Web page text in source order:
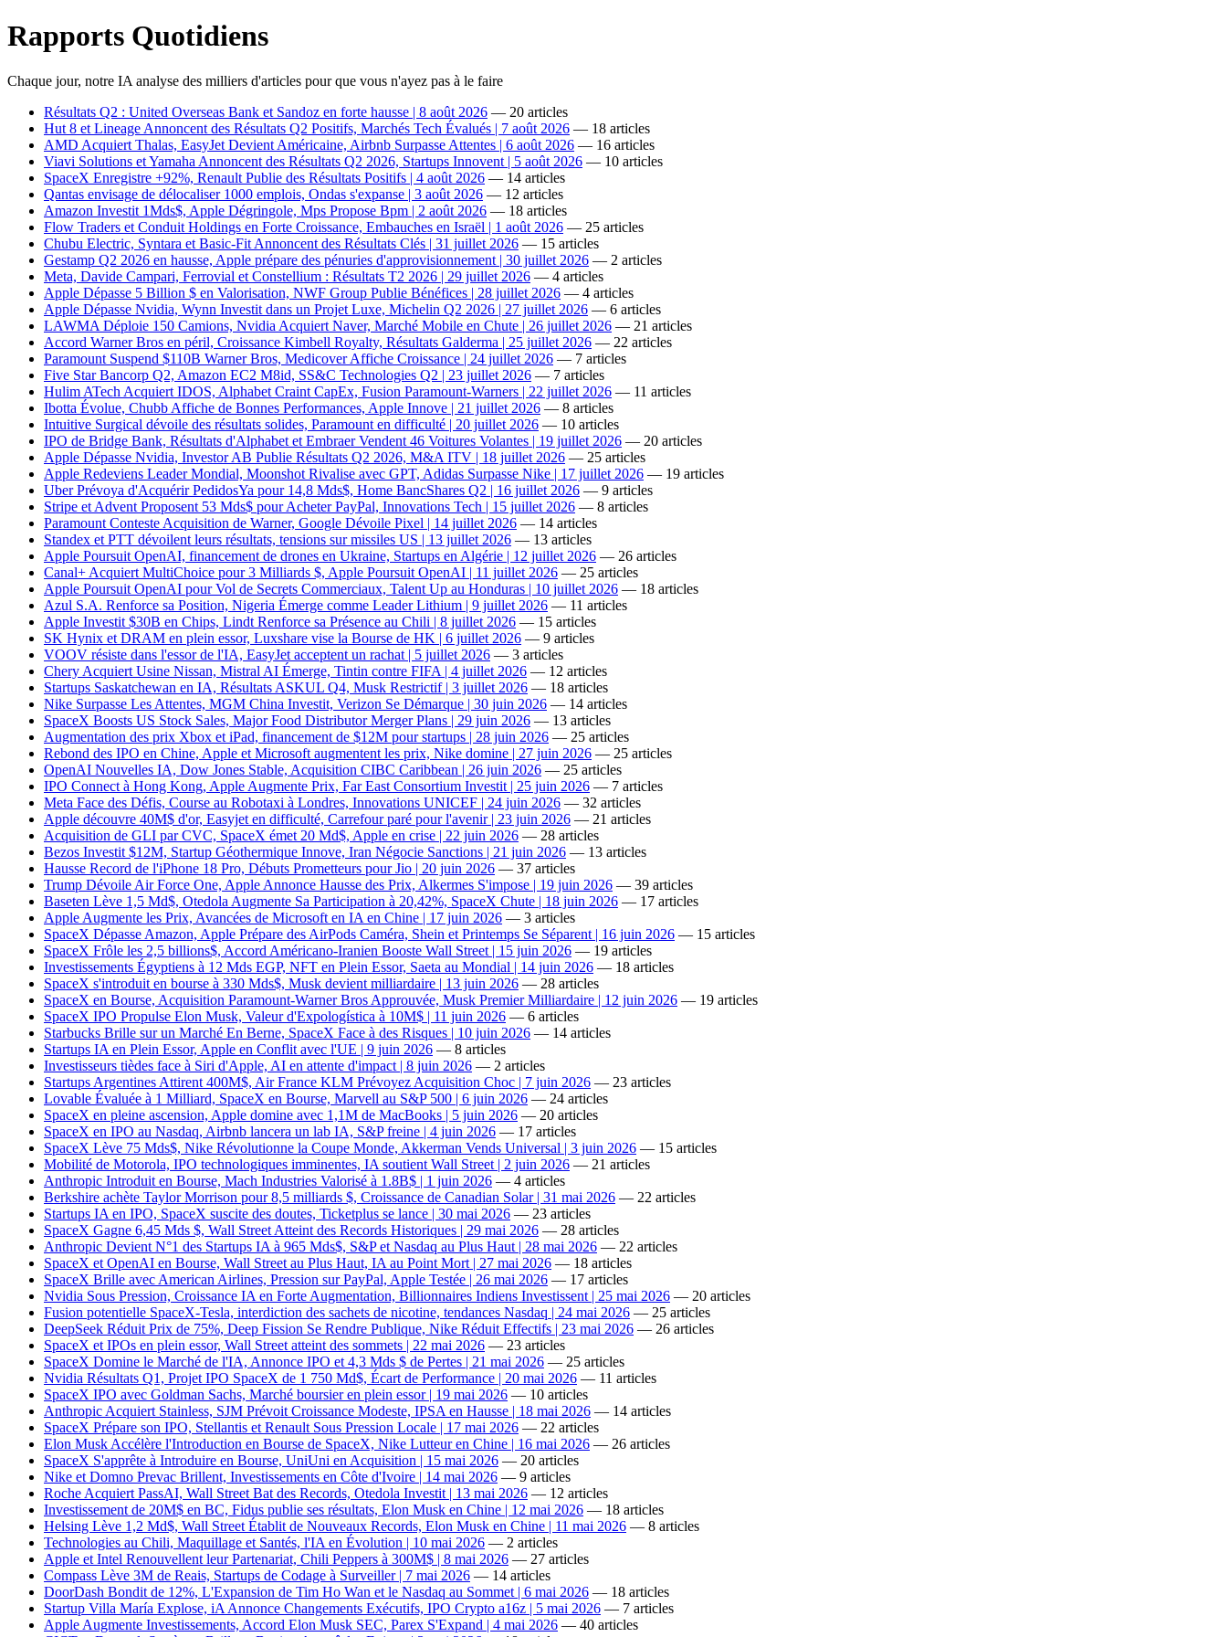
Rapports Quotidiens
Chaque jour, notre IA analyse des milliers d'articles pour que vous n'ayez pas à le faire
Résultats Q2 : United Overseas Bank et Sandoz en forte hausse | 8 août 2026 — 20 articles
Hut 8 et Lineage Annoncent des Résultats Q2 Positifs, Marchés Tech Évalués | 7 août 2026 — 18 articles
AMD Acquiert Thalas, EasyJet Devient Américaine, Airbnb Surpasse Attentes | 6 août 2026 — 16 articles
Viavi Solutions et Yamaha Annoncent des Résultats Q2 2026, Startups Innovent | 5 août 2026 — 10 articles
SpaceX Enregistre +92%, Renault Publie des Résultats Positifs | 4 août 2026 — 14 articles
Qantas envisage de délocaliser 1000 emplois, Ondas s'expanse | 3 août 2026 — 12 articles
Amazon Investit 1Mds$, Apple Dégringole, Mps Propose Bpm | 2 août 2026 — 18 articles
Flow Traders et Conduit Holdings en Forte Croissance, Embauches en Israël | 1 août 2026 — 25 articles
Chubu Electric, Syntara et Basic-Fit Annoncent des Résultats Clés | 31 juillet 2026 — 15 articles
Gestamp Q2 2026 en hausse, Apple prépare des pénuries d'approvisionnement | 30 juillet 2026 — 2 articles
Meta, Davide Campari, Ferrovial et Constellium : Résultats T2 2026 | 29 juillet 2026 — 4 articles
Apple Dépasse 5 Billion $ en Valorisation, NWF Group Publie Bénéfices | 28 juillet 2026 — 4 articles
Apple Dépasse Nvidia, Wynn Investit dans un Projet Luxe, Michelin Q2 2026 | 27 juillet 2026 — 6 articles
LAWMA Déploie 150 Camions, Nvidia Acquiert Naver, Marché Mobile en Chute | 26 juillet 2026 — 21 articles
Accord Warner Bros en péril, Croissance Kimbell Royalty, Résultats Galderma | 25 juillet 2026 — 22 articles
Paramount Suspend $110B Warner Bros, Medicover Affiche Croissance | 24 juillet 2026 — 7 articles
Five Star Bancorp Q2, Amazon EC2 M8id, SS&C Technologies Q2 | 23 juillet 2026 — 7 articles
Hulim ATech Acquiert IDOS, Alphabet Craint CapEx, Fusion Paramount-Warners | 22 juillet 2026 — 11 articles
Ibotta Évolue, Chubb Affiche de Bonnes Performances, Apple Innove | 21 juillet 2026 — 8 articles
Intuitive Surgical dévoile des résultats solides, Paramount en difficulté | 20 juillet 2026 — 10 articles
IPO de Bridge Bank, Résultats d'Alphabet et Embraer Vendent 46 Voitures Volantes | 19 juillet 2026 — 20 articles
Apple Dépasse Nvidia, Investor AB Publie Résultats Q2 2026, M&A ITV | 18 juillet 2026 — 25 articles
Apple Redeviens Leader Mondial, Moonshot Rivalise avec GPT, Adidas Surpasse Nike | 17 juillet 2026 — 19 articles
Uber Prévoya d'Acquérir PedidosYa pour 14,8 Mds$, Home BancShares Q2 | 16 juillet 2026 — 9 articles
Stripe et Advent Proposent 53 Mds$ pour Acheter PayPal, Innovations Tech | 15 juillet 2026 — 8 articles
Paramount Conteste Acquisition de Warner, Google Dévoile Pixel | 14 juillet 2026 — 14 articles
Standex et PTT dévoilent leurs résultats, tensions sur missiles US | 13 juillet 2026 — 13 articles
Apple Poursuit OpenAI, financement de drones en Ukraine, Startups en Algérie | 12 juillet 2026 — 26 articles
Canal+ Acquiert MultiChoice pour 3 Milliards $, Apple Poursuit OpenAI | 11 juillet 2026 — 25 articles
Apple Poursuit OpenAI pour Vol de Secrets Commerciaux, Talent Up au Honduras | 10 juillet 2026 — 18 articles
Azul S.A. Renforce sa Position, Nigeria Émerge comme Leader Lithium | 9 juillet 2026 — 11 articles
Apple Investit $30B en Chips, Lindt Renforce sa Présence au Chili | 8 juillet 2026 — 15 articles
SK Hynix et DRAM en plein essor, Luxshare vise la Bourse de HK | 6 juillet 2026 — 9 articles
VOOV résiste dans l'essor de l'IA, EasyJet acceptent un rachat | 5 juillet 2026 — 3 articles
Chery Acquiert Usine Nissan, Mistral AI Émerge, Tintin contre FIFA | 4 juillet 2026 — 12 articles
Startups Saskatchewan en IA, Résultats ASKUL Q4, Musk Restrictif | 3 juillet 2026 — 18 articles
Nike Surpasse Les Attentes, MGM China Investit, Verizon Se Démarque | 30 juin 2026 — 14 articles
SpaceX Boosts US Stock Sales, Major Food Distributor Merger Plans | 29 juin 2026 — 13 articles
Augmentation des prix Xbox et iPad, financement de $12M pour startups | 28 juin 2026 — 25 articles
Rebond des IPO en Chine, Apple et Microsoft augmentent les prix, Nike domine | 27 juin 2026 — 25 articles
OpenAI Nouvelles IA, Dow Jones Stable, Acquisition CIBC Caribbean | 26 juin 2026 — 25 articles
IPO Connect à Hong Kong, Apple Augmente Prix, Far East Consortium Investit | 25 juin 2026 — 7 articles
Meta Face des Défis, Course au Robotaxi à Londres, Innovations UNICEF | 24 juin 2026 — 32 articles
Apple découvre 40M$ d'or, Easyjet en difficulté, Carrefour paré pour l'avenir | 23 juin 2026 — 21 articles
Acquisition de GLI par CVC, SpaceX émet 20 Md$, Apple en crise | 22 juin 2026 — 28 articles
Bezos Investit $12M, Startup Géothermique Innove, Iran Négocie Sanctions | 21 juin 2026 — 13 articles
Hausse Record de l'iPhone 18 Pro, Débuts Prometteurs pour Jio | 20 juin 2026 — 37 articles
Trump Dévoile Air Force One, Apple Annonce Hausse des Prix, Alkermes S'impose | 19 juin 2026 — 39 articles
Baseten Lève 1,5 Md$, Otedola Augmente Sa Participation à 20,42%, SpaceX Chute | 18 juin 2026 — 17 articles
Apple Augmente les Prix, Avancées de Microsoft en IA en Chine | 17 juin 2026 — 3 articles
SpaceX Dépasse Amazon, Apple Prépare des AirPods Caméra, Shein et Printemps Se Séparent | 16 juin 2026 — 15 articles
SpaceX Frôle les 2,5 billions$, Accord Américano-Iranien Booste Wall Street | 15 juin 2026 — 19 articles
Investissements Égyptiens à 12 Mds EGP, NFT en Plein Essor, Saeta au Mondial | 14 juin 2026 — 18 articles
SpaceX s'introduit en bourse à 330 Mds$, Musk devient milliardaire | 13 juin 2026 — 28 articles
SpaceX en Bourse, Acquisition Paramount-Warner Bros Approuvée, Musk Premier Milliardaire | 12 juin 2026 — 19 articles
SpaceX IPO Propulse Elon Musk, Valeur d'Expologística à 10M$ | 11 juin 2026 — 6 articles
Starbucks Brille sur un Marché En Berne, SpaceX Face à des Risques | 10 juin 2026 — 14 articles
Startups IA en Plein Essor, Apple en Conflit avec l'UE | 9 juin 2026 — 8 articles
Investisseurs tièdes face à Siri d'Apple, AI en attente d'impact | 8 juin 2026 — 2 articles
Startups Argentines Attirent 400M$, Air France KLM Prévoyez Acquisition Choc | 7 juin 2026 — 23 articles
Lovable Évaluée à 1 Milliard, SpaceX en Bourse, Marvell au S&P 500 | 6 juin 2026 — 24 articles
SpaceX en pleine ascension, Apple domine avec 1,1M de MacBooks | 5 juin 2026 — 20 articles
SpaceX en IPO au Nasdaq, Airbnb lancera un lab IA, S&P freine | 4 juin 2026 — 17 articles
SpaceX Lève 75 Mds$, Nike Révolutionne la Coupe Monde, Akkerman Vends Universal | 3 juin 2026 — 15 articles
Mobilité de Motorola, IPO technologiques imminentes, IA soutient Wall Street | 2 juin 2026 — 21 articles
Anthropic Introduit en Bourse, Mach Industries Valorisé à 1.8B$ | 1 juin 2026 — 4 articles
Berkshire achète Taylor Morrison pour 8,5 milliards $, Croissance de Canadian Solar | 31 mai 2026 — 22 articles
Startups IA en IPO, SpaceX suscite des doutes, Ticketplus se lance | 30 mai 2026 — 23 articles
SpaceX Gagne 6,45 Mds $, Wall Street Atteint des Records Historiques | 29 mai 2026 — 28 articles
Anthropic Devient N°1 des Startups IA à 965 Mds$, S&P et Nasdaq au Plus Haut | 28 mai 2026 — 22 articles
SpaceX et OpenAI en Bourse, Wall Street au Plus Haut, IA au Point Mort | 27 mai 2026 — 18 articles
SpaceX Brille avec American Airlines, Pression sur PayPal, Apple Testée | 26 mai 2026 — 17 articles
Nvidia Sous Pression, Croissance IA en Forte Augmentation, Billionnaires Indiens Investissent | 25 mai 2026 — 20 articles
Fusion potentielle SpaceX-Tesla, interdiction des sachets de nicotine, tendances Nasdaq | 24 mai 2026 — 25 articles
DeepSeek Réduit Prix de 75%, Deep Fission Se Rendre Publique, Nike Réduit Effectifs | 23 mai 2026 — 26 articles
SpaceX et IPOs en plein essor, Wall Street atteint des sommets | 22 mai 2026 — 23 articles
SpaceX Domine le Marché de l'IA, Annonce IPO et 4,3 Mds $ de Pertes | 21 mai 2026 — 25 articles
Nvidia Résultats Q1, Projet IPO SpaceX de 1 750 Md$, Écart de Performance | 20 mai 2026 — 11 articles
SpaceX IPO avec Goldman Sachs, Marché boursier en plein essor | 19 mai 2026 — 10 articles
Anthropic Acquiert Stainless, SJM Prévoit Croissance Modeste, IPSA en Hausse | 18 mai 2026 — 14 articles
SpaceX Prépare son IPO, Stellantis et Renault Sous Pression Locale | 17 mai 2026 — 22 articles
Elon Musk Accélère l'Introduction en Bourse de SpaceX, Nike Lutteur en Chine | 16 mai 2026 — 26 articles
SpaceX S'apprête à Introduire en Bourse, UniUni en Acquisition | 15 mai 2026 — 20 articles
Nike et Domno Prevac Brillent, Investissements en Côte d'Ivoire | 14 mai 2026 — 9 articles
Roche Acquiert PassAI, Wall Street Bat des Records, Otedola Investit | 13 mai 2026 — 12 articles
Investissement de 20M$ en BC, Fidus publie ses résultats, Elon Musk en Chine | 12 mai 2026 — 18 articles
Helsing Lève 1,2 Md$, Wall Street Établit de Nouveaux Records, Elon Musk en Chine | 11 mai 2026 — 8 articles
Technologies au Chili, Maquillage et Santés, l'IA en Évolution | 10 mai 2026 — 2 articles
Apple et Intel Renouvellent leur Partenariat, Chili Peppers à 300M$ | 8 mai 2026 — 27 articles
Compass Lève 3M de Reais, Startups de Codage à Surveiller | 7 mai 2026 — 14 articles
DoorDash Bondit de 12%, L'Expansion de Tim Ho Wan et le Nasdaq au Sommet | 6 mai 2026 — 18 articles
Startup Villa María Explose, iA Annonce Changements Exécutifs, IPO Crypto a16z | 5 mai 2026 — 7 articles
Apple Augmente Investissements, Accord Elon Musk SEC, Parex S'Expand | 4 mai 2026 — 40 articles